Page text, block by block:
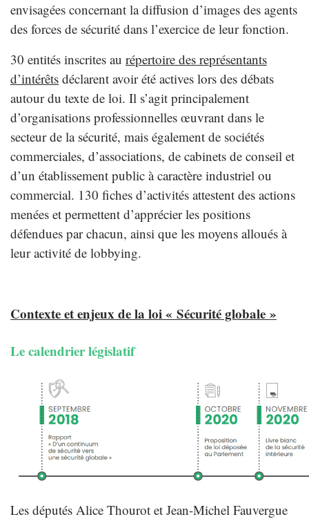
envisagées concernant la diffusion d’images des agents
des forces de sécurité dans l’exercice de leur fonction.
30 entités inscrites au répertoire des représentants
d’intérêts déclarent avoir été actives lors des débats
autour du texte de loi. Il s’agit principalement
d’organisations professionnelles œuvrant dans le
secteur de la sécurité, mais également de sociétés
commerciales, d’associations, de cabinets de conseil et
d’un établissement public à caractère industriel ou
commercial. 130 fiches d’activités attestent des actions
menées et permettent d’apprécier les positions
défendues par chacun, ainsi que les moyens alloués à
leur activité de lobbying.
Contexte et enjeux de la loi « Sécurité globale »
Le calendrier législatif
Les députés Alice Thourot et Jean-Michel Fauvergue